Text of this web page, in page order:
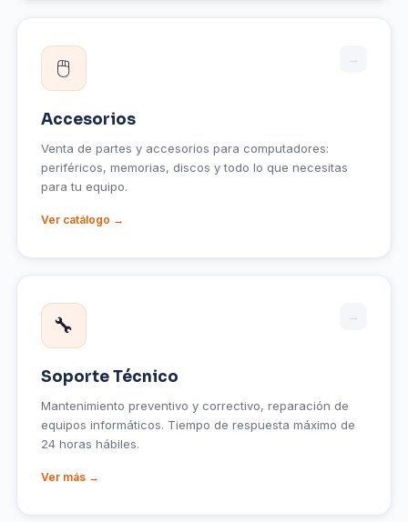
🖱️ →
Accesorios
Venta de partes y accesorios para computadores:
periféricos, memorias, discos y todo lo que necesitas
para tu equipo.
Ver catálogo →
🔧 →
Soporte Técnico
Mantenimiento preventivo y correctivo, reparación de
equipos informáticos. Tiempo de respuesta máximo de
24 horas hábiles.
Ver más →